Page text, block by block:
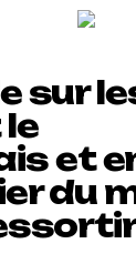
sur
et
du